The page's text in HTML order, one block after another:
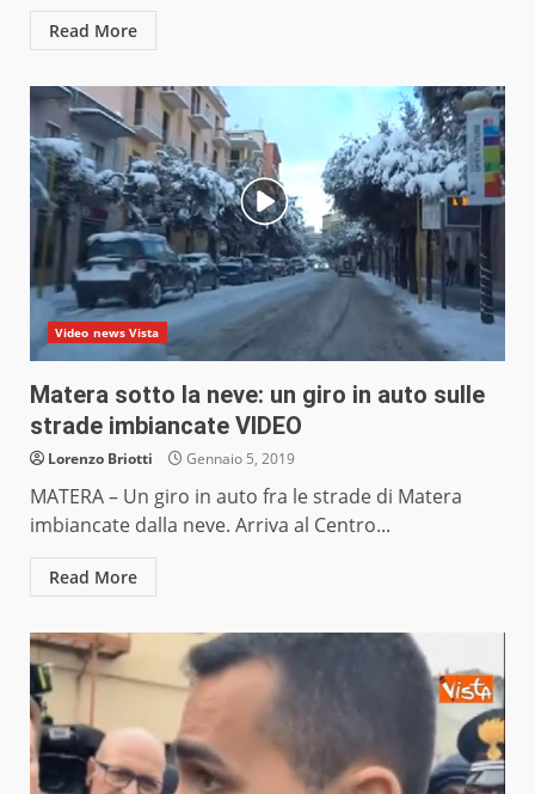
Read More
Video news Vista
Matera sotto la neve: un giro in auto sulle
strade imbiancate VIDEO
Lorenzo Briotti Gennaio 5, 2019
MATERA – Un giro in auto fra le strade di Matera
imbiancate dalla neve. Arriva al Centro...
Read More